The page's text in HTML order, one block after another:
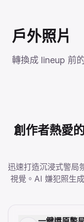
戶外照片
轉換成 lineup 前
創作者熱愛
迅速打造沉浸式警局
視覺。AI 嫌犯照生